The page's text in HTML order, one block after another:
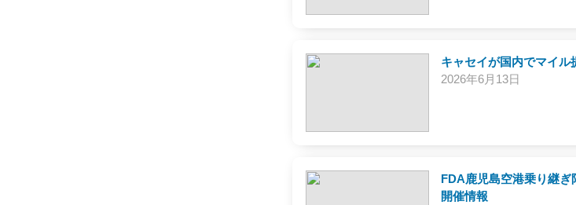
キャセイが国内でマイル
2026年6月13日
FDA鹿児島空港乗り継
開催情報